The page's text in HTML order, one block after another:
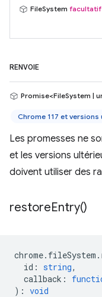
FileSystem facultatif
RENVOIE
Promise<FileSystem |
Chrome 117 et versions
Les promesses ne
et les versions
doivent utiliser des
restoreEntry()
chrome. fileSystem .
id : string,
callback :
) : void